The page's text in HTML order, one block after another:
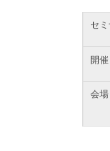
セ
開催
会場